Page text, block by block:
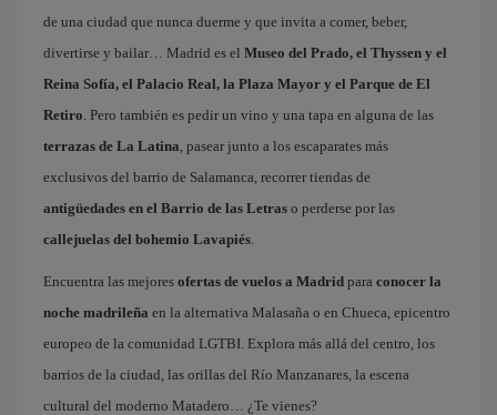
de una ciudad que nunca duerme y que invita a comer, beber,
divertirse y bailar… Madrid es el Museo del Prado, el Thyssen y el
Reina Sofía, el Palacio Real, la Plaza Mayor y el Parque de El
Retiro. Pero también es pedir un vino y una tapa en alguna de las
terrazas de La Latina, pasear junto a los escaparates más
exclusivos del barrio de Salamanca, recorrer tiendas de
antigüedades en el Barrio de las Letras o perderse por las
callejuelas del bohemio Lavapiés.
Encuentra las mejores ofertas de vuelos a Madrid para conocer la
noche madrileña en la alternativa Malasaña o en Chueca, epicentro
europeo de la comunidad LGTBI. Explora más allá del centro, los
barrios de la ciudad, las orillas del Río Manzanares, la escena
cultural del moderno Matadero… ¿Te vienes?